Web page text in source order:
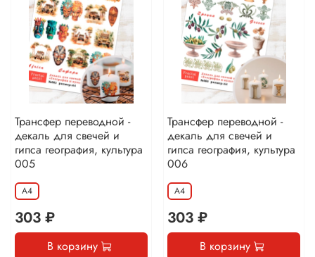
Трансфер переводной -
декаль для свечей и
гипса география, культура
005
А4
303 ₽
В корзину
Трансфер переводной -
декаль для свечей и
гипса география, культура
006
А4
303 ₽
В корзину